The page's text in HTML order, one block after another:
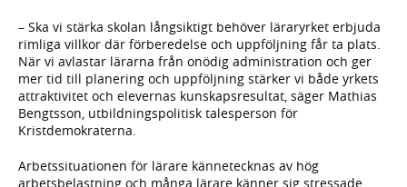
– Ska vi stärka skolan långsiktigt behöver läraryrket erbjuda
rimliga villkor där förberedelse och uppföljning får ta plats.
När vi avlastar lärarna från onödig administration och ger
mer tid till planering och uppföljning stärker vi både yrkets
attraktivitet och elevernas kunskapsresultat, säger Mathias
Bengtsson, utbildningspolitisk talesperson för
Kristdemokraterna.
Arbetssituationen för lärare kännetecknas av hög
arbetsbelastning och många lärare känner sig stressade.